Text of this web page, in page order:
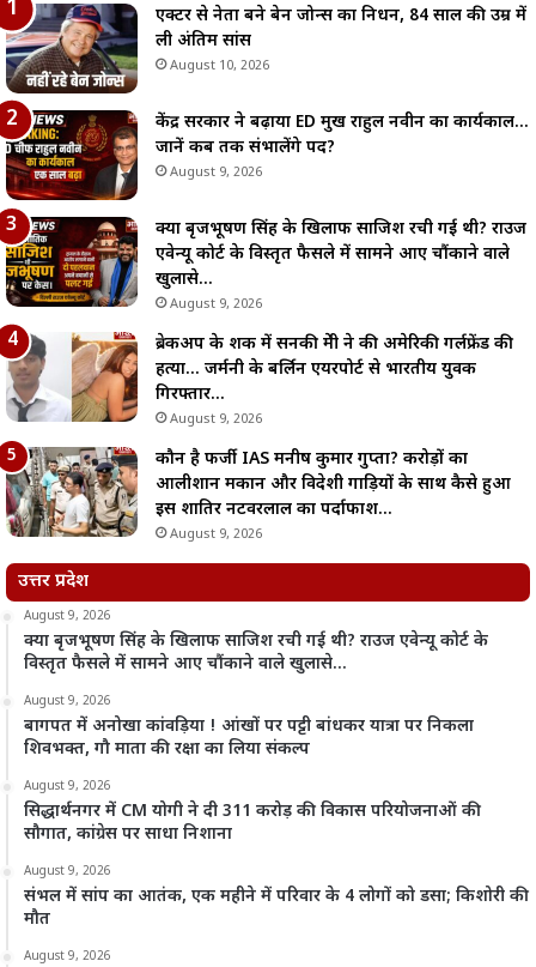
एक्टर से नेता बने बेन जोन्स का निधन, 84 साल की उम्र में
ली अंतिम सांस
August 10, 2026
केंद्र सरकार ने बढ़ाया ED प्रमुख राहुल नवीन का कार्यकाल…
जानें कब तक संभालेंगे पद?
August 9, 2026
क्या बृजभूषण सिंह के खिलाफ साजिश रची गई थी? राउज
एवेन्यू कोर्ट के विस्तृत फैसले में सामने आए चौंकाने वाले
खुलासे…
August 9, 2026
ब्रेकअप के शक में सनकी प्रेमी ने की अमेरिकी गर्लफ्रेंड की
हत्या… जर्मनी के बर्लिन एयरपोर्ट से भारतीय युवक
गिरफ्तार…
August 9, 2026
कौन है फर्जी IAS मनीष कुमार गुप्ता? करोड़ों का
आलीशान मकान और विदेशी गाड़ियों के साथ कैसे हुआ
इस शातिर नटवरलाल का पर्दाफाश…
August 9, 2026
उत्तर प्रदेश
August 9, 2026
क्या बृजभूषण सिंह के खिलाफ साजिश रची गई थी? राउज एवेन्यू कोर्ट के
विस्तृत फैसले में सामने आए चौंकाने वाले खुलासे…
August 9, 2026
बागपत में अनोखा कांवड़िया ! आंखों पर पट्टी बांधकर यात्रा पर निकला
शिवभक्त, गौ माता की रक्षा का लिया संकल्प
August 9, 2026
सिद्धार्थनगर में CM योगी ने दी 311 करोड़ की विकास परियोजनाओं की
सौगात, कांग्रेस पर साधा निशाना
August 9, 2026
संभल में सांप का आतंक, एक महीने में परिवार के 4 लोगों को डसा; किशोरी की
मौत
August 9, 2026